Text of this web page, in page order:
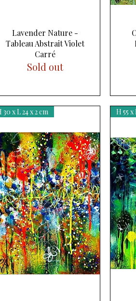
Aperçu rapide
Lavender Nature -
Tableau Abstrait Violet
Carré
Sold out
30 x L 24 x 2 cm H 55 x